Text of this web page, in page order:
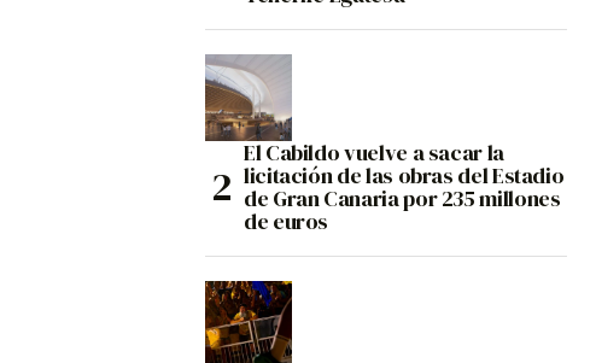
El Cabildo vuelve a sacar la
licitación de las obras del Estadio
de Gran Canaria por 235 millones
de euros